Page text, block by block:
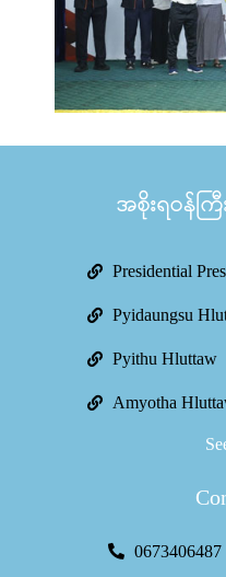
အစိုးရဝန်က
Presidential
Pyidaungsu
Pyithu Hluttaw
Amyotha
0673406487